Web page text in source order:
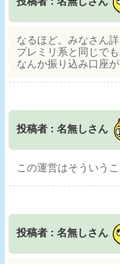
なるほど。みなさん詳
プレミリ系と同じでも
なんか振り込み口座
投稿者 : 名無しさん
この運営はそういう
投稿者 : 名無しさん